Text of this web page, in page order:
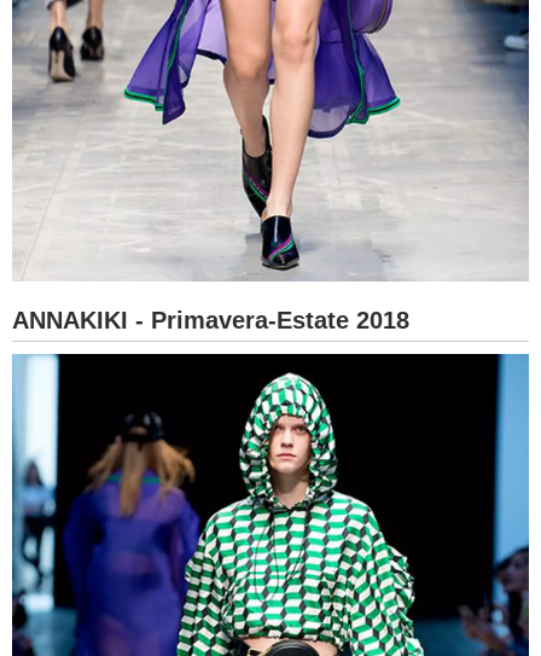
ANNAKIKI - Primavera-Estate 2018